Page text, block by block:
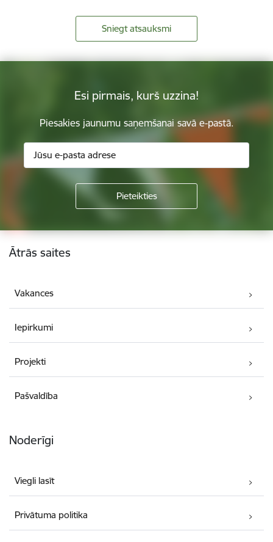
Sniegt atsauksmi
Esi pirmais, kurš uzzina!
Piesakies jaunumu saņemšanai savā e-pastā.
Kājene
Ātrās saites
Vakances
Iepirkumi
Projekti
Pašvaldība
Noderīgi
Viegli lasīt
Privātuma politika